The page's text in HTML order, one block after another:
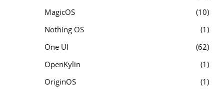
MagicOS
10
Nothing OS
1
One UI
62
OpenKylin
1
OriginOS
1